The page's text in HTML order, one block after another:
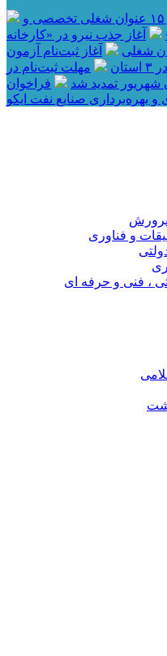
فراخوان جذب نیرو در بیش از ۱۵ عنوان شغلی تخصصی و
آغاز جذب نیرو در «کارخانه
آغاز ثبت‌نام آزمون
مهلت ثبت‌نام در
شهریور تمدید شد
فراخوان
و فناوری
، فنی و حرفه ای